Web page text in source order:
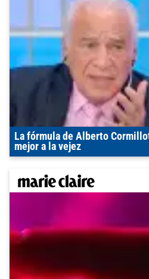
La fórmula de Alberto
mejor a la vejez